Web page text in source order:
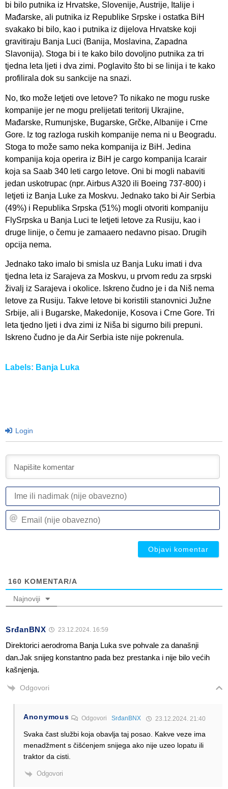
bi bilo putnika iz Hrvatske, Slovenije, Austrije, Italije i
Mađarske, ali putnika iz Republike Srpske i ostatka BiH
svakako bi bilo, kao i putnika iz dijelova Hrvatske koji
gravitiraju Banja Luci (Banija, Moslavina, Zapadna
Slavonija). Stoga bi i te kako bilo dovoljno putnika za tri
tjedna leta ljeti i dva zimi. Poglavito što bi se linija i te kako
profilirala dok su sankcije na snazi.
No, tko može letjeti ove letove? To nikako ne mogu ruske
kompanije jer ne mogu prelijetati teritorij Ukrajine,
Mađarske, Rumunjske, Bugarske, Grčke, Albanije i Crne
Gore. Iz tog razloga ruskih kompanije nema ni u Beogradu.
Stoga to može samo neka kompanija iz BiH. Jedina
kompanija koja operira iz BiH je cargo kompanija Icarair
koja sa Saab 340 leti cargo letove. Oni bi mogli nabaviti
jedan uskotrupac (npr. Airbus A320 ili Boeing 737-800) i
letjeti iz Banja Luke za Moskvu. Jednako tako bi Air Serbia
(49%) i Republika Srpska (51%) mogli otvoriti kompaniju
FlySrpska u Banja Luci te letjeti letove za Rusiju, kao i
druge linije, o čemu je zamaaero nedavno pisao. Drugih
opcija nema.
Jednako tako imalo bi smisla uz Banja Luku imati i dva
tjedna leta iz Sarajeva za Moskvu, u prvom redu za srpski
živalj iz Sarajeva i okolice. Iskreno čudno je i da Niš nema
letove za Rusiju. Takve letove bi koristili stanovnici Južne
Srbije, ali i Bugarske, Makedonije, Kosova i Crne Gore. Tri
leta tjedno ljeti i dva zimi iz Niša bi sigurno bili prepuni.
Iskreno čudno je da Air Serbia iste nije pokrenula.
Labels: Banja Luka
Login
160 KOMENTAR/A
Najnoviji
SrđanBNX 23.12.2024. 16:59
Direktorici aerodroma Banja Luka sve pohvale za današnji
dan.Jak snijeg konstantno pada bez prestanka i nije bilo većih
kašnjenja.
Odgovori
Anonymous OdgovoriSrđanBNX 23.12.2024. 21:40
Svaka čast službi koja obavlja taj posao. Kakve veze ima
menadžment s čišćenjem snijega ako nije uzeo lopatu ili
traktor da cisti.
Odgovori